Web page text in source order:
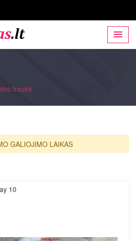
traukė
GALIOJIMO LAIKAS
10